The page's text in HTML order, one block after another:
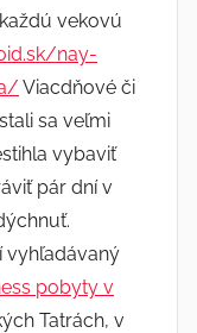
vekovú
nay-
Viacdňové či
sa veľmi
vybaviť
pár dní v
vyhľadávaný
pobyty v
Tatrách, v